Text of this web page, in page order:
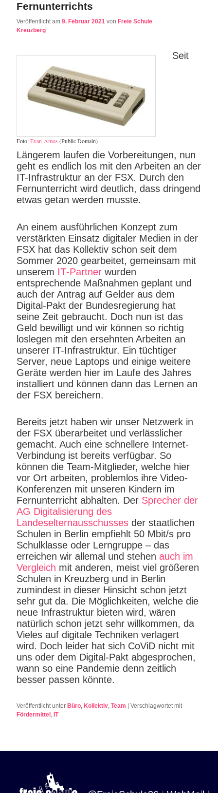
Fernunterrichts
Veröffentlicht am9. Februar 2021 vonFreie Schule
Kreuzberg
Foto:Evan-Amos (Public Domain)
Seit
Längerem laufen die Vorbereitungen, nun
geht es endlich los mit den Arbeiten an der
IT-Infrastruktur an der FSX. Durch den
Fernunterricht wird deutlich, dass dringend
etwas getan werden musste.
An einem ausführlichen Konzept zum
verstärkten Einsatz digitaler Medien in der
FSX hat das Kollektiv schon seit dem
Sommer 2020 gearbeitet, gemeinsam mit
unserem IT‑Partner wurden
entsprechende Maßnahmen geplant und
auch der Antrag auf Gelder aus dem
Digital-Pakt der Bundesregierung hat
seine Zeit gebraucht. Doch nun ist das
Geld bewilligt und wir können so richtig
loslegen mit den ersehnten Arbeiten an
unserer IT-Infrastruktur. Ein tüchtiger
Server, neue Laptops und einige weitere
Geräte werden hier im Laufe des Jahres
installiert und können dann das Lernen an
der FSX bereichern.
Bereits jetzt haben wir unser Netzwerk in
der FSX überarbeitet und verlässlicher
gemacht. Auch eine schnellere Internet-
Verbindung ist bereits verfügbar. So
können die Team-Mitglieder, welche hier
vor Ort arbeiten, problemlos ihre Video-
Konferenzen mit unseren Kindern im
Fernunterricht abhalten. Der Sprecher der
AG Digitalisierung des
Landeselternausschusses der staatlichen
Schulen in Berlin empfiehlt 50 Mbit/s pro
Schulklasse oder Lerngruppe – das
erreichen wir allemal und stehenauch im
Vergleich mit anderen, meist viel größeren
Schulen in Kreuzberg und in Berlin
zumindest in dieser Hinsicht schon jetzt
sehr gut da. Die Möglichkeiten, welche die
neue Infrastruktur bieten wird, wären
natürlich schon jetzt sehr willkommen, da
Vieles auf digitale Techniken verlagert
wird. Doch leider hat sich CoViD nicht mit
uns oder dem Digital-Pakt abgesprochen,
wann so eine Pandemie denn zeitlich
besser passen könnte.
Veröffentlicht unter Büro ,Kollektiv ,Team |Verschlagwortet mit
Fördermittel ,IT